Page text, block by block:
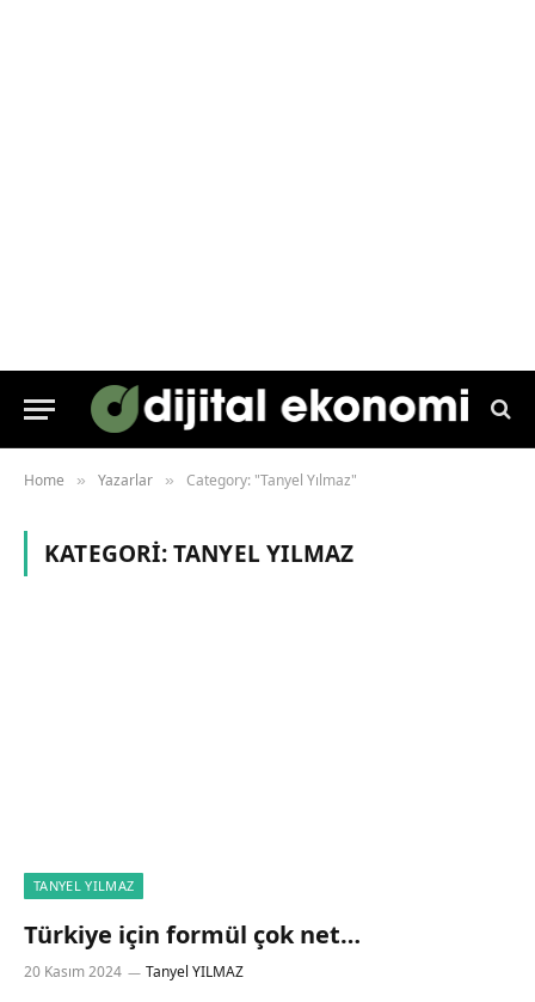
Home » Yazarlar » Category: "Tanyel Yılmaz"
KATEGORI:TANYEL YILMAZ
TANYEL YILMAZ
Türkiye için formül çok net…
20 Kasım 2024 Tanyel YILMAZ